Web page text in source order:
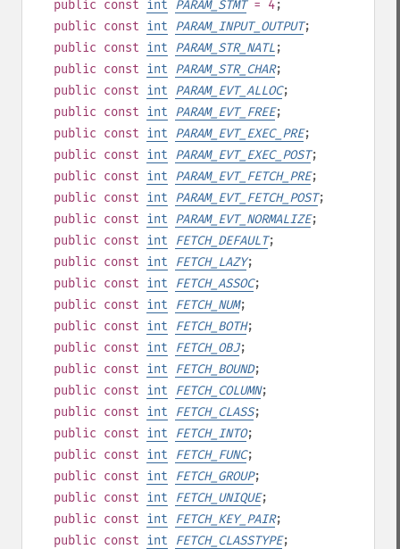
public const int PARAM_STMT= 4;
public const int PARAM_INPUT_OUTPUT;
public const int PARAM_STR_NATL;
public const int PARAM_STR_CHAR;
public const int PARAM_EVT_ALLOC;
public const int PARAM_EVT_FREE;
public const int PARAM_EVT_EXEC_PRE;
public const int PARAM_EVT_EXEC_POST;
public const int PARAM_EVT_FETCH_PRE;
public const int PARAM_EVT_FETCH_POST;
public const int PARAM_EVT_NORMALIZE;
public const int FETCH_DEFAULT;
public const int FETCH_LAZY;
public const int FETCH_ASSOC;
public const int FETCH_NUM;
public const int FETCH_BOTH;
public const int FETCH_OBJ;
public const int FETCH_BOUND;
public const int FETCH_COLUMN;
public const int FETCH_CLASS;
public const int FETCH_INTO;
public const int FETCH_FUNC;
public const int FETCH_GROUP;
public const int FETCH_UNIQUE;
public const int FETCH_KEY_PAIR;
public const int FETCH_CLASSTYPE;